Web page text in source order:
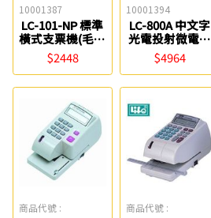
10001387
LC-101-NP 標準
橫式支票機(毛筆
國字) Life
$2448
10001394
LC-800A 中文字
光電投射微電腦
支票機(手動夾
紙) Life
$4964
商品代號 :
商品代號 :